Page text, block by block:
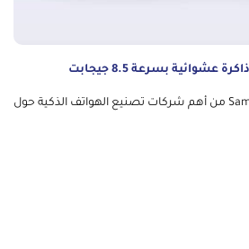
تُعد شركة سامسونج Samsung من أهم شركات تصنيع الهواتف الذكية حول